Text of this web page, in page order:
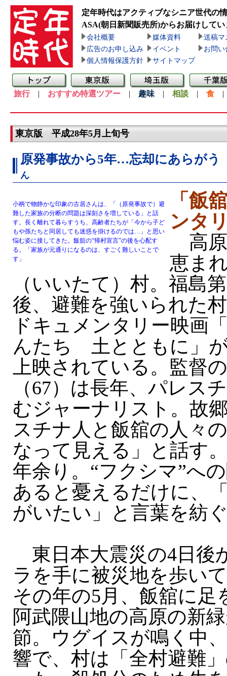
定年時代はアクティブなシニア世代の
ASA(朝日新聞販売所)からお届けしてい
会社概要 媒体資料
送稿マ
広告のお申し込み
イベント
お問い
個人情報保護方針
サイトマップ
旅行| おすすめ特選ツアー | 趣味 | 相談 | 食
東京版 平成28年5月上旬号
原発事故から5年…忘却にあらがう
ん
小柄で物静かな印象の古居さんは、「（原発事故で）避
難した家族の分断の問題は深刻さを増している」と話
す。長く離れて暮らすうち、高齢者たちが「今から子ど
もや孫たちと同居しても迷惑を掛けるのでは…」と思い
悩む姿に接してきた。飯舘の“帰村宣言”の後を心配す
る。「家族が元通りになるのは、すごく難しいことで
す」
「飯
ンタ
高原
恵ま
（いいたて）村。福島
後、避難を強いられた
ドキュメンタリー映画
んたち 土とともに」
上映されている。監督
（67）は長年、パレス
むジャーナリスト。故
スチナ人と飯舘の人々
なって見える」と話す
年余り。“フクシマ”へ
あると憂えるだけに、
がいたい」と言葉を紡
東日本大震災の4日後
ラを手に被災地を歩い
その年の5月、飯舘に足
阿武隈山地の高原の新
節。ウグイスが鳴く中
響で、村は「全村避難